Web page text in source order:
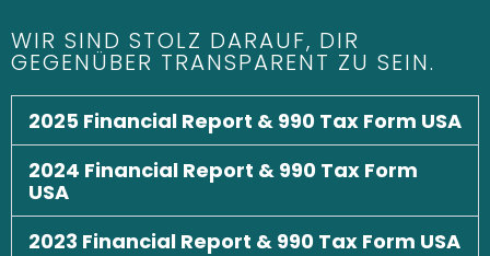
WIR SIND STOLZ DARAUF, DIR
GEGENÜBER TRANSPARENT ZU SEIN.
2025 Financial Report & 990 Tax Form USA
2024 Financial Report & 990 Tax Form
USA
2023 Financial Report & 990 Tax Form USA